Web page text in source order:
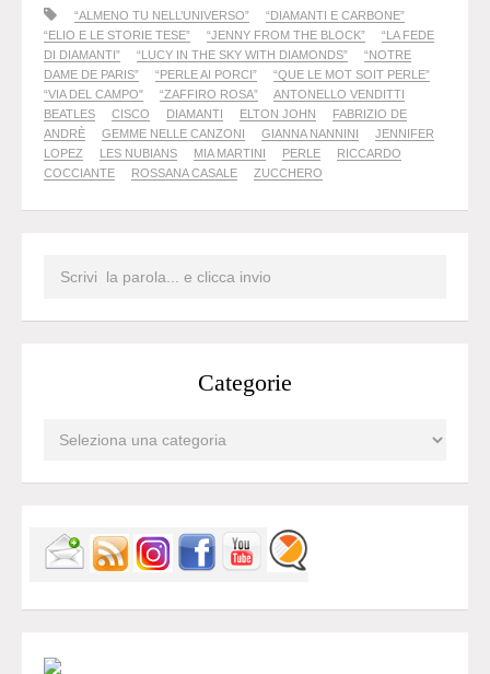
“ALMENO TU NELL’UNIVERSO”
“DIAMANTI E CARBONE”
“ELIO E LE STORIE TESE”
“JENNY FROM THE BLOCK”
“LA FEDE
DI DIAMANTI”
“LUCY IN THE SKY WITH DIAMONDS”
“NOTRE
DAME DE PARIS”
“PERLE AI PORCI”
“QUE LE MOT SOIT PERLE”
“VIA DEL CAMPO"
“ZAFFIRO ROSA”
ANTONELLO VENDITTI
BEATLES
CISCO DIAMANTI ELTON JOHN
FABRIZIO DE
ANDRÈ
GEMME NELLE CANZONI GIANNA NANNINI
JENNIFER
LOPEZ
LES NUBIANS MIA MARTINI PERLE
RICCARDO
COCCIANTE
ROSSANA CASALE ZUCCHERO
Categorie